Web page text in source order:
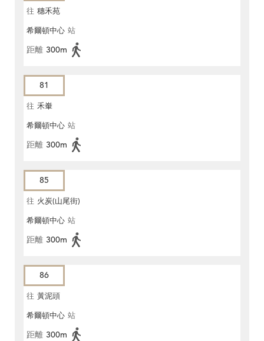
往 穗禾苑
希爾頓中心 站
距離 300m
81
往 禾輋
希爾頓中心 站
距離 300m
85
往 火炭(山尾街)
希爾頓中心 站
距離 300m
86
往 黃泥頭
希爾頓中心 站
距離 300m